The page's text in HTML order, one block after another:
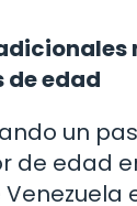
de edad
un
de edad